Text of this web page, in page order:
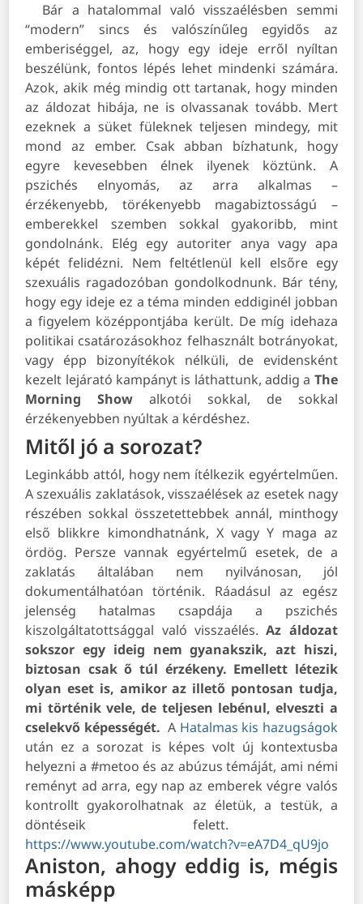
Bár a hatalommal való visszaélésben semmi
“modern” sincs és valószínűleg egyidős az
emberiséggel, az, hogy egy ideje erről nyíltan
beszélünk, fontos lépés lehet mindenki számára.
Azok, akik még mindig ott tartanak, hogy minden
az áldozat hibája, ne is olvassanak tovább. Mert
ezeknek a süket füleknek teljesen mindegy, mit
mond az ember. Csak abban bízhatunk, hogy
egyre kevesebben élnek ilyenek köztünk.
A
pszichés elnyomás, az arra alkalmas –
érzékenyebb, törékenyebb magabiztosságú –
emberekkel szemben sokkal gyakoribb, mint
gondolnánk. Elég egy autoriter anya vagy apa
képét felidézni. Nem feltétlenül kell elsőre egy
szexuális ragadozóban gondolkodnunk. Bár tény,
hogy egy ideje ez a téma minden eddiginél jobban
a figyelem középpontjába került. De míg idehaza
politikai csatározásokhoz felhasznált botrányokat,
vagy épp bizonyítékok nélküli, de evidensként
kezelt lejárató kampányt is láthattunk, addig a The
Morning Show alkotói sokkal, de sokkal
érzékenyebben nyúltak a kérdéshez.
Mitől jó a sorozat?
Leginkább attól, hogy nem ítélkezik egyértelműen.
A szexuális zaklatások, visszaélések az esetek nagy
részében sokkal összetettebbek annál, minthogy
első blikkre kimondhatnánk, X vagy Y maga az
ördög. Persze vannak egyértelmű esetek, de a
zaklatás általában nem nyilvánosan, jól
dokumentálhatóan történik. Ráadásul az egész
jelenség hatalmas csapdája a pszichés
kiszolgáltatottsággal való visszaélés.Az áldozat
sokszor egy ideig nem gyanakszik, azt hiszi,
biztosan csak ő túl érzékeny. Emellett létezik
olyan eset is, amikor az illető pontosan tudja,
mi történik vele, de teljesen lebénul, elveszti a
cselekvő képességét. A Hatalmas kis hazugságok
után ez a sorozat is képes volt új kontextusba
helyezni a #metoo és az abúzus témáját, ami némi
reményt ad arra, egy nap az emberek végre valós
kontrollt gyakorolhatnak az életük, a testük, a
döntéseik felett.
https://www.youtube.com/watch?v=eA7D4_qU9jo
Aniston, ahogy eddig is, mégis
másképp